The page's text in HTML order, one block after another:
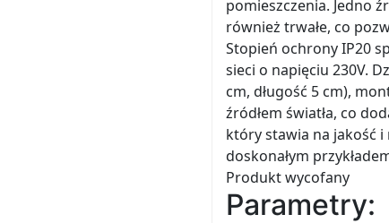
pomieszczenia. Jedno
również trwałe, co
Stopień ochrony IP20
sieci o napięciu 230V.
cm, długość 5 cm),
źródłem światła, co
który stawia na jakość i
doskonałym
Produkt wycofany
Parametry: